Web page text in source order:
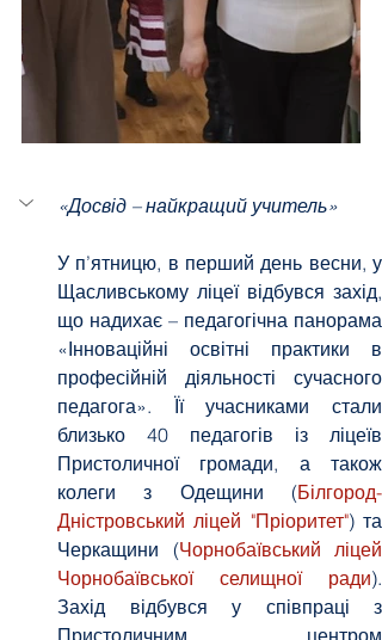
«Досвід – найкращий учитель»
У п’ятницю, в перший день весни, у
Щасливському ліцеї відбувся захід,
що надихає – педагогічна панорама
«Інноваційні освітні практики в
професійній діяльності сучасного
педагога». Її учасниками стали
близько 40 педагогів із ліцеїв
Пристоличної громади, а також
колеги з Одещини (Білгород-
Дністровський ліцей "Пріоритет") та
Черкащини (Чорнобаївський ліцей
Чорнобаївської селищної ради).
Захід відбувся у співпраці з
Пристоличним центром